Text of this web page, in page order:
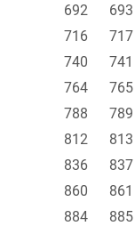
692
693
716
717
740
741
764
765
788
789
812
813
836
837
860
861
884
885